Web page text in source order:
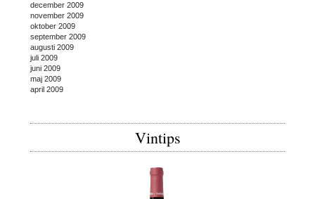
december 2009
november 2009
oktober 2009
september 2009
augusti 2009
juli 2009
juni 2009
maj 2009
april 2009
Vintips